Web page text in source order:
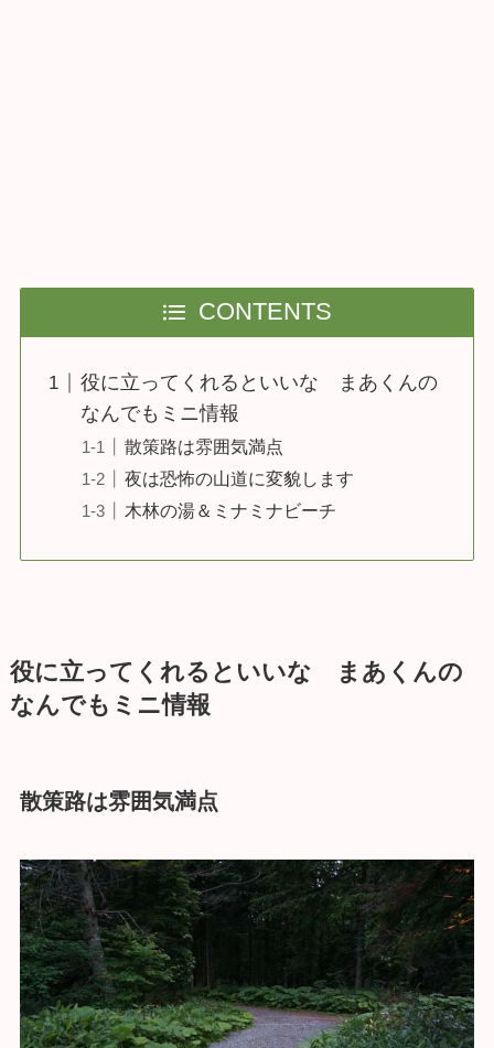
CONTENTS
役に立ってくれるといいな まあくんの
なんでもミニ情報
散策路は雰囲気満点
夜は恐怖の山道に変貌します
木林の湯＆ミナミナビーチ
役に立ってくれるといいな まあくんの
なんでもミニ情報
散策路は雰囲気満点